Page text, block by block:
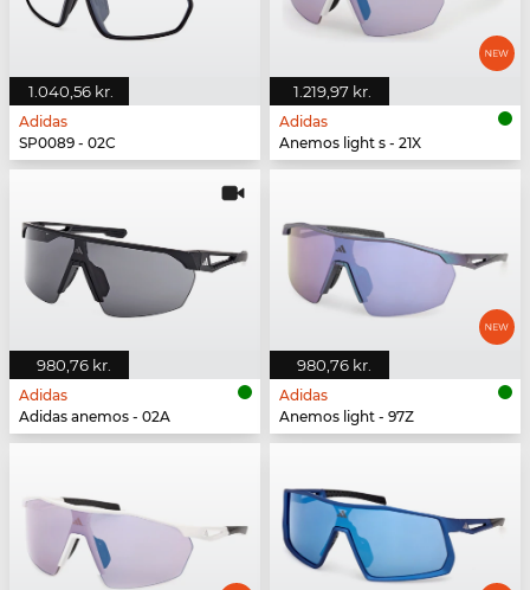
1.040,56 kr.
Adidas
SP0089 - 02C
1.219,97 kr.
Adidas
Anemos light s - 21X
980,76 kr.
Adidas
Adidas anemos - 02A
980,76 kr.
Adidas
Anemos light - 97Z